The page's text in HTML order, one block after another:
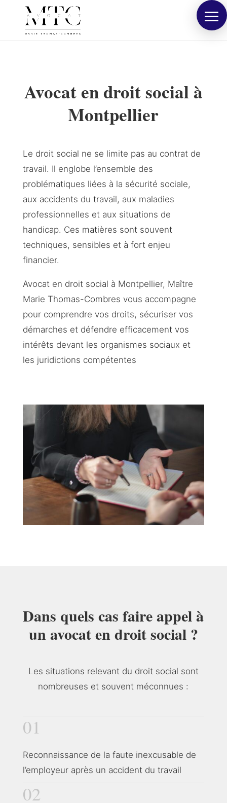
Avocat en droit social à
Montpellier
Le droit social ne se limite pas au contrat de
travail. Il englobe l’ensemble des
problématiques liées à la sécurité sociale,
aux accidents du travail, aux maladies
professionnelles et aux situations de
handicap. Ces matières sont souvent
techniques, sensibles et à fort enjeu
financier.
Avocat en droit social à Montpellier, Maître
Marie Thomas-Combres vous accompagne
pour comprendre vos droits, sécuriser vos
démarches et défendre efficacement vos
intérêts devant les organismes sociaux et
les juridictions compétentes
Dans quels cas faire appel à
un avocat en droit social ?
Les situations relevant du droit social sont
nombreuses et souvent méconnues :
01
Reconnaissance de la faute inexcusable de
l’employeur après un accident du travail
02